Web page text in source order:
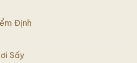
Định
Sấy